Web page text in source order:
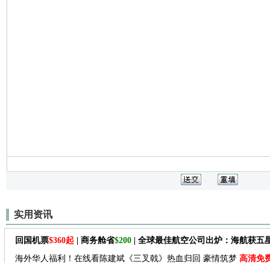
实用资讯
回国机票$360起 | 商务舱省$200 | 全球最佳航空公司出炉：海航获五
海外华人福利！在线看陈建斌《三叉戟》热血归回 豪情筑梦 高清免